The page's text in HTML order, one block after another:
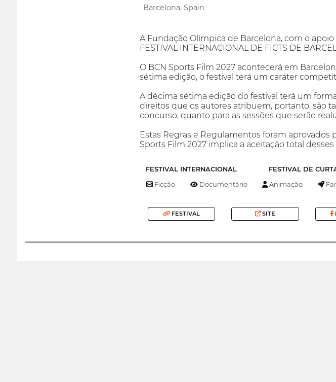
Barcelona, Spain
A Fundação Olímpica de Barcelona, com o
FESTIVAL INTERNACIONAL DE FICTS DE
O BCN Sports Film 2027 acontecerá em
sétima edição, o festival terá um caráter
A décima sétima edição do festival terá um
direitos que os autores atribuem, portanto, são
concurso, quanto para as sessões que serão
Estas Regras e Regulamentos foram aprovados
Sports Film 2027 implica a aceitação total
FESTIVAL INTERNACIONAL FESTIVAL DE
Ficção Documentário Animação
FESTIVAL SITE